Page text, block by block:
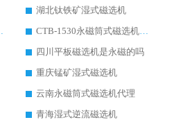
湖北钛铁矿湿式磁选机
磁选机
CTB-1530永磁筒式磁选机代理商
四川平板磁选机是永磁的吗
重庆锰矿湿式磁选机
云南永磁筒式磁选机代理
青海湿式逆流磁选机